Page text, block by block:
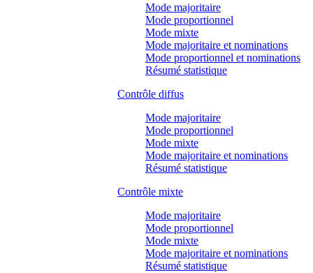
Mode majoritaire
Mode proportionnel
Mode mixte
Mode majoritaire et nominations
Mode proportionnel et nominations
Résumé statistique
Contrôle diffus
Mode majoritaire
Mode proportionnel
Mode mixte
Mode majoritaire et nominations
Résumé statistique
Contrôle mixte
Mode majoritaire
Mode proportionnel
Mode mixte
Mode majoritaire et nominations
Résumé statistique